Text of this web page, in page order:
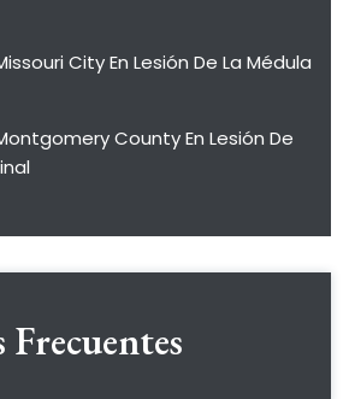
City En Lesión De La Médula
County En Lesión De